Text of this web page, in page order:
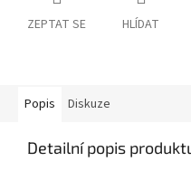
ZEPTAT SE HLÍDAT
Popis Diskuze
Detailní popis